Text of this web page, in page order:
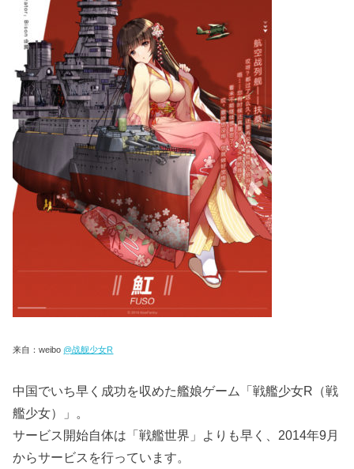
来自：weibo@战舰少女R
中国でいち早く成功を収めた艦娘ゲーム「戦艦少女R（戦
艦少女）」。
サービス開始自体は「戦艦世界」よりも早く、2014年9月
からサービスを行っています。